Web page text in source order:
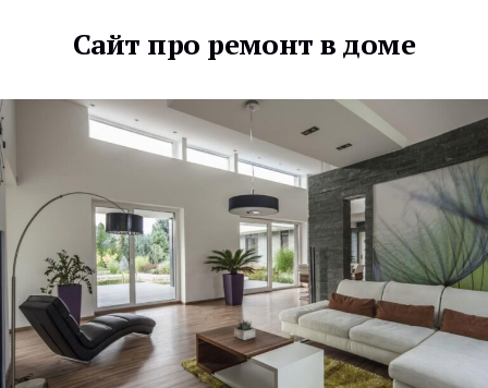
Сайт про ремонт в доме